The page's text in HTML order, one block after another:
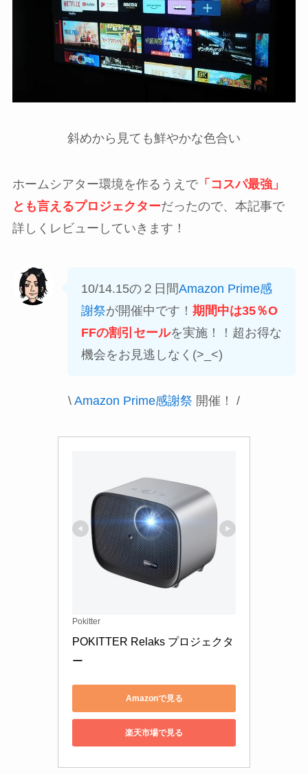
斜めから見ても鮮やかな色合い
ホームシアター環境を作るうえで「コスパ最強」
とも言えるプロジェクターだったので、本記事で
詳しくレビューしていきます！
10/14.15の２日間Amazon Prime感
謝祭が開催中です！ 期間中は35％O
FFの割引セールを実施！！超お得な
機会をお見逃しなく(>_<)
\ Amazon Prime感謝祭 開催！ /
Pokitter
POKITTER Relaks プロジェクタ
ー
Amazonで見る
楽天市場で見る